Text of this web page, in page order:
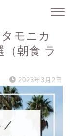
モニカ
朝食 ラ
2023年3月2日